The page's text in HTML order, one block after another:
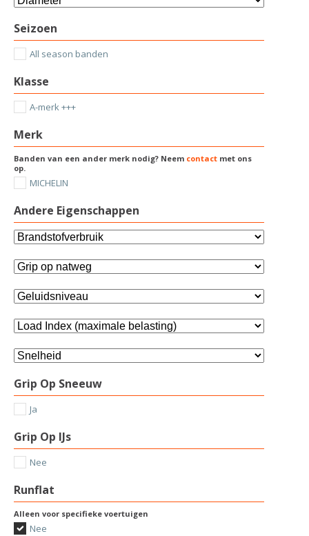
Seizoen
All season banden
Klasse
A-merk +++
Merk
Banden van een ander merk nodig? Neem contact met ons
op.
MICHELIN
Andere Eigenschappen
Grip Op Sneeuw
Ja
Grip Op IJs
Nee
Runflat
Alleen voor specifieke voertuigen
Nee